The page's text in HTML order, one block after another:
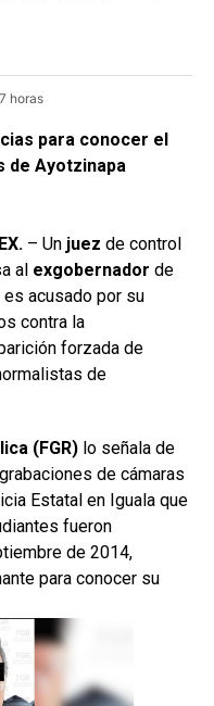
horas
para conocer el
de Ayotzinapa
– Un juez de control
al exgobernador de
es acusado por su
contra la
forzada de
de
(FGR) lo señala de
de cámaras
Estatal en Iguala que
fueron
de 2014,
para conocer su